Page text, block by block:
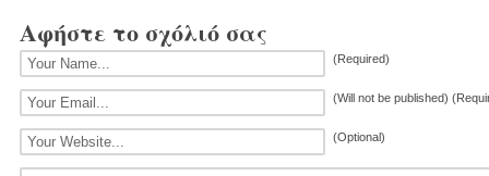
Αφήστε το σχόλιό σας
(Required)
(Will not be published)
(Optional)